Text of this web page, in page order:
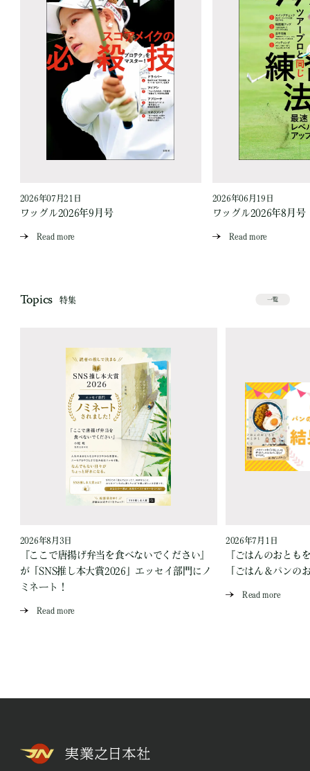
2026年07月21日
ワッグル2026年9月号
Read more
2026年06月19日
ワッグル2026年8月号
Read more
Topics 特集 一覧
2026年8月3日
『ここで唐揚げ弁当を食べないでください』
が「SNS推し本大賞2026」エッセイ部門にノ
ミネート！
Read more
2026年7月1日
『ごはんのおとも
「ごはん＆パンの
Read more